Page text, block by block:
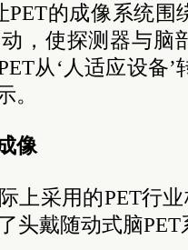
PET的成像系统围
，使探测器与脑
从‘人适应设备’
。
像
上采用的PET行
头戴随动式脑